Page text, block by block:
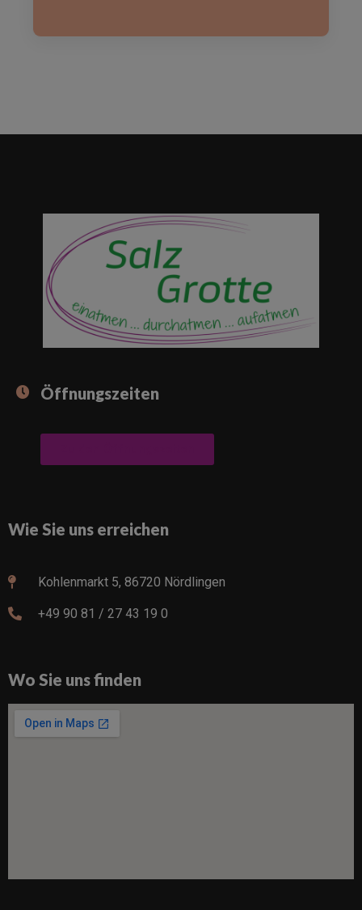
Öffnungszeiten
Wie Sie uns erreichen
Kohlenmarkt 5, 86720 Nördlingen
+49 90 81 / 27 43 19 0
Wo Sie uns finden